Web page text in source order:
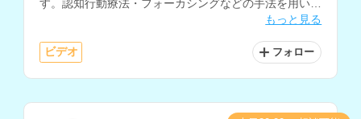
す。認知行動療法・フォーカシングなどの手法を用いて
自己理解を深めるサポートも行っておられます。もっと見る
ビデオ フォロー